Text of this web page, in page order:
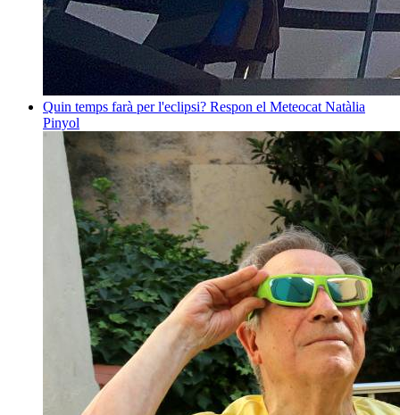
Quin temps farà per l'eclipsi? Respon el Meteocat Natàlia
Pinyol